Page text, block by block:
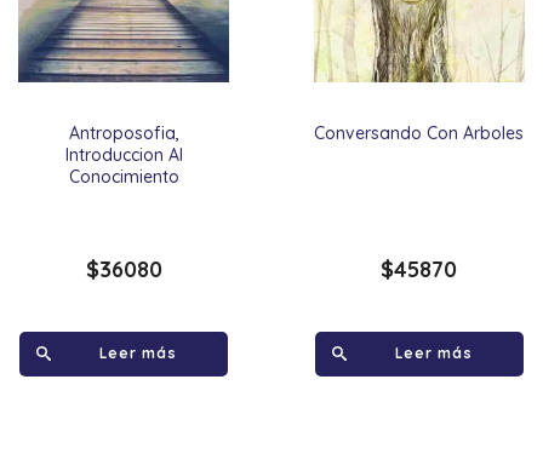
Antroposofia,
Introduccion Al
Conocimiento
$36080
Leer más
Conversando Con Arboles
$45870
Leer más